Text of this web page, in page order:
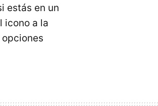
estás en un
icono a la